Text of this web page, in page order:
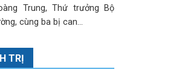
Trung, Thứ trưởng Bộ
cùng ba bị can...
TRỊ